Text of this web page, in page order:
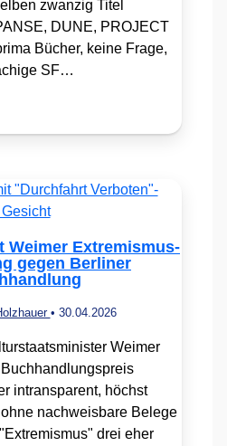
zwanzig Titel
DUNE, PROJECT
Bücher, keine Frage,
SF…
Weimer Extremismus-
gegen Berliner
• 30.04.2026
Weimer
intransparent, höchst
nachweisbare Belege
drei eher